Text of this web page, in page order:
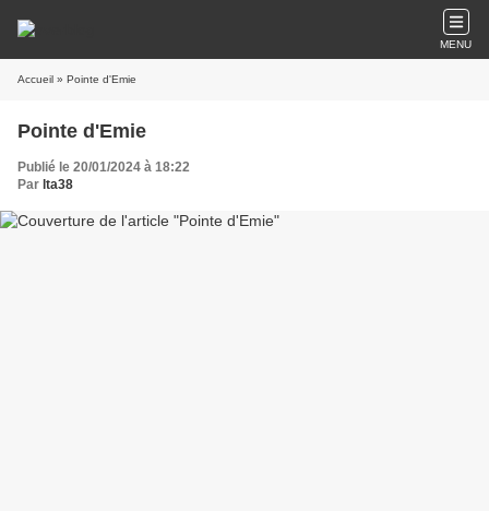
MENU
Accueil » Pointe d'Emie
Pointe d'Emie
Publié le 20/01/2024 à 18:22
Par lta38